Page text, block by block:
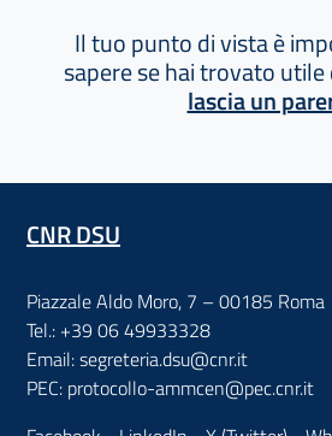
Il tuo punto di vista è
sapere se hai trovato utile
lascia un
CNR DSU
Piazzale Aldo Moro, 7 – 00185 Roma
Tel.: +39 06 49933328
Email: segreteria.dsu@cnr.it
PEC: protocollo-ammcen@pec.cnr.it